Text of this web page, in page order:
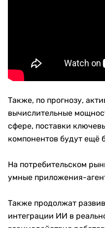
Также, по прогнозу,
вычислительные
сфере, поставки
компонентов будут ещё
На потребительском
умные приложения-
Также продолжат
интеграции ИИ в